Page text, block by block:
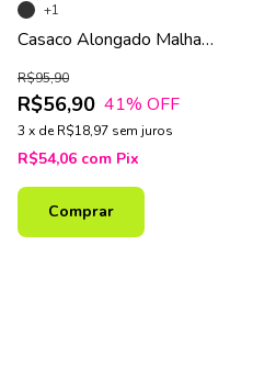
Casaco Alongado Malha
R$56,90
R$95,90
41% OFF
3 x deR$18,97 sem juros
R$54,06 com Pix
+1
Comprar